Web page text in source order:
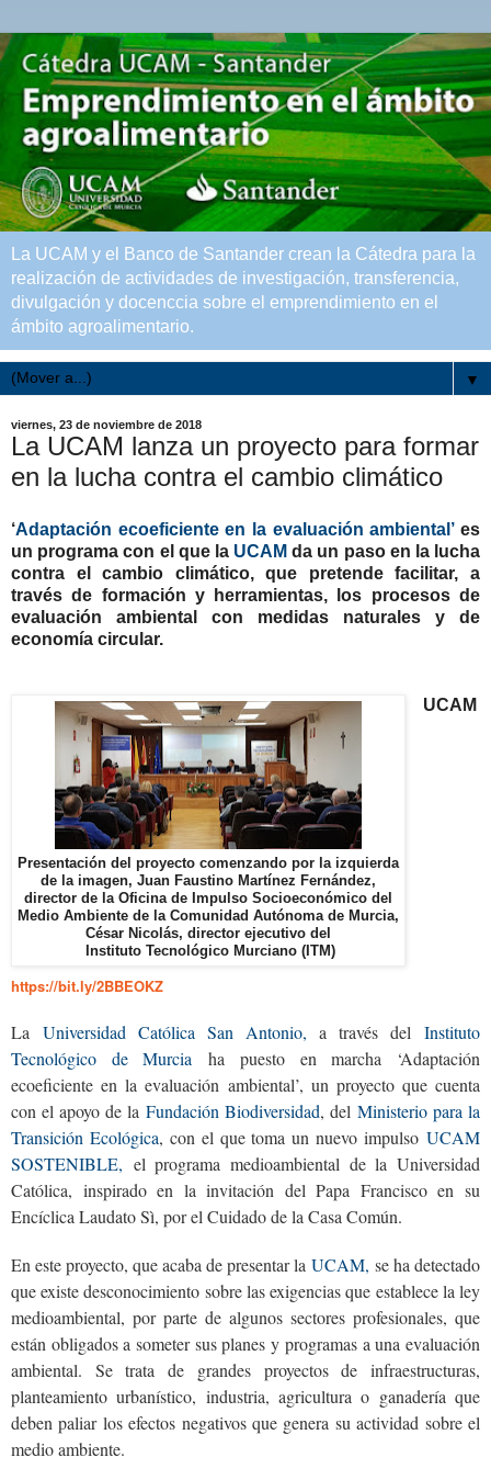
La UCAM y el Banco de Santander crean la Cátedra para la
realización de actividades de investigación, transferencia,
divulgación y docenccia sobre el emprendimiento en el
ámbito agroalimentario.
▼
viernes, 23 de noviembre de 2018
La UCAM lanza un proyecto para formar
en la lucha contra el cambio climático
‘Adaptación ecoeficiente en la evaluación ambiental’ es
un programa con el que la UCAM da un paso en la lucha
contra el cambio climático, que pretende facilitar, a
través de formación y herramientas, los procesos de
evaluación ambiental con medidas naturales y de
economía circular.
Presentación del proyecto comenzando por la izquierda
de la imagen, Juan Faustino Martínez Fernández,
director de la Oficina de Impulso Socioeconómico del
Medio Ambiente de la Comunidad Autónoma de Murcia,
César Nicolás, director ejecutivo del
Instituto Tecnológico Murciano (ITM)
UCAM
https://bit.ly/2BBEOKZ
La Universidad Católica San Antonio, a través del Instituto
Tecnológico de Murcia ha puesto en marcha ‘Adaptación
ecoeficiente en la evaluación ambiental’, un proyecto que cuenta
con el apoyo de la Fundación Biodiversidad, del Ministerio para la
Transición Ecológica, con el que toma un nuevo impulsoUCAM
SOSTENIBLE, el programa medioambiental de la Universidad
Católica, inspirado en la invitación del Papa Francisco en su
Encíclica Laudato Sì, por el Cuidado de la Casa Común.
En este proyecto, que acaba de presentar la UCAM, se ha detectado
que existe desconocimiento sobre las exigencias que establece la ley
medioambiental, por parte de algunos sectores profesionales, que
están obligados a someter sus planes y programas a una evaluación
ambiental. Se trata de grandes proyectos de infraestructuras,
planteamiento urbanístico, industria, agricultura o ganadería que
deben paliar los efectos negativos que genera su actividad sobre el
medio ambiente.